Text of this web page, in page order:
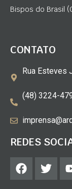
Bispos do Brasil
CONTATO
Rua Esteves
(48) 3224-
REDES